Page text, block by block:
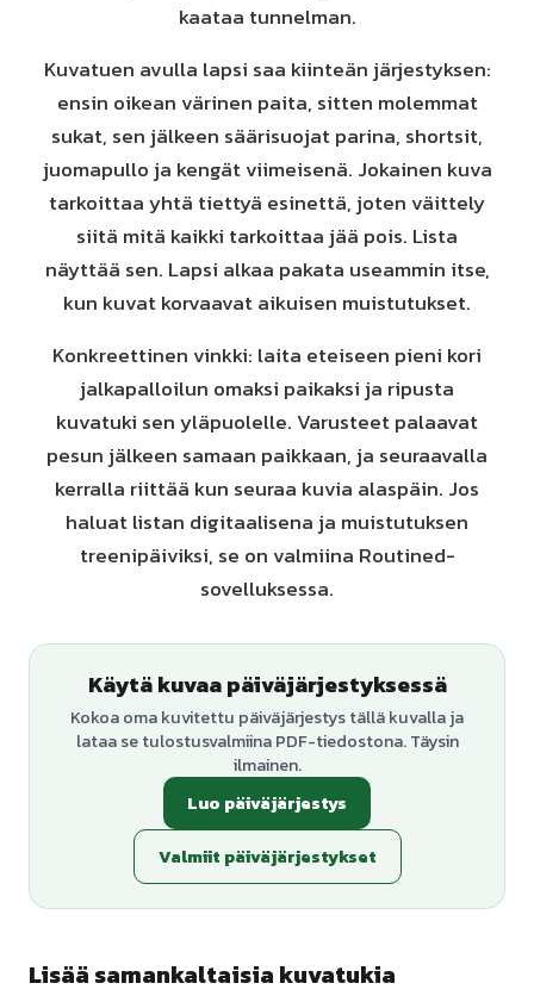
kaataa tunnelman.
Kuvatuen avulla lapsi saa kiinteän järjestyksen:
ensin oikean värinen paita, sitten molemmat
sukat, sen jälkeen säärisuojat parina, shortsit,
juomapullo ja kengät viimeisenä. Jokainen kuva
tarkoittaa yhtä tiettyä esinettä, joten väittely
siitä mitä kaikki tarkoittaa jää pois. Lista
näyttää sen. Lapsi alkaa pakata useammin itse,
kun kuvat korvaavat aikuisen muistutukset.
Konkreettinen vinkki: laita eteiseen pieni kori
jalkapalloilun omaksi paikaksi ja ripusta
kuvatuki sen yläpuolelle. Varusteet palaavat
pesun jälkeen samaan paikkaan, ja seuraavalla
kerralla riittää kun seuraa kuvia alaspäin. Jos
haluat listan digitaalisena ja muistutuksen
treenipäiviksi, se on valmiina Routined-
sovelluksessa.
Käytä kuvaa päiväjärjestyksessä
Kokoa oma kuvitettu päiväjärjestys tällä kuvalla ja
lataa se tulostusvalmiina PDF-tiedostona. Täysin
ilmainen.
Luo päiväjärjestys
Valmiit päiväjärjestykset
Lisää samankaltaisia kuvatukia